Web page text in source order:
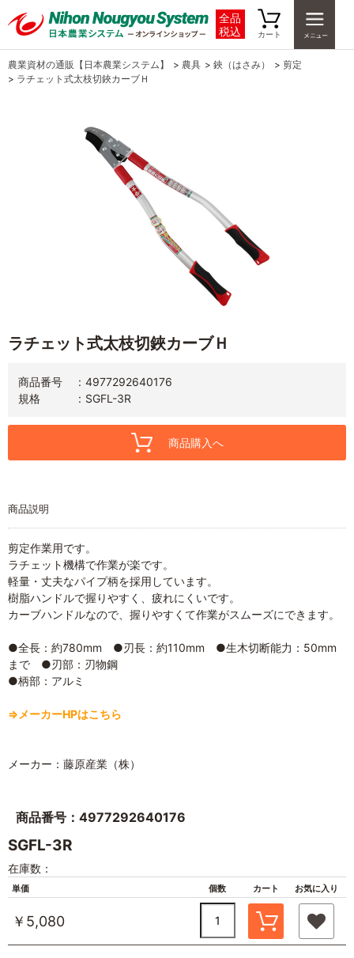
全品
税込
カート
農業資材の通販【日本農業システム】 > 農具 > 鋏（はさみ） > 剪定
> ラチェット式太枝切鋏カーブＨ
ラチェット式太枝切鋏カーブＨ
商品番号
4977292640176
規格
SGFL-3R
商品購入へ
商品説明
剪定作業用です。
ラチェット機構で作業が楽です。
軽量・丈夫なパイプ柄を採用しています。
樹脂ハンドルで握りやすく、疲れにくいです。
カーブハンドルなので、握りやすくて作業がスムーズにできます。
●全長：約780mm ●刃長：約110mm ●生木切断能力：50mm
まで ●刃部：刃物鋼
●柄部：アルミ
⇒メーカーHPはこちら
メーカー：藤原産業（株）
商品番号：4977292640176
SGFL-3R
在庫数：
単価 個数 カート お気に入り
￥5,080